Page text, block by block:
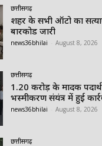
छत्तीसगढ़
शहर के सभी ऑटो का
बारकोड जारी
news36bhilai August 8, 2026
छत्तीसगढ़
1.20 करोड़ के मादक
भस्मीकरण संयंत्र में हुई
news36bhilai August 8, 2026
छत्तीसगढ़